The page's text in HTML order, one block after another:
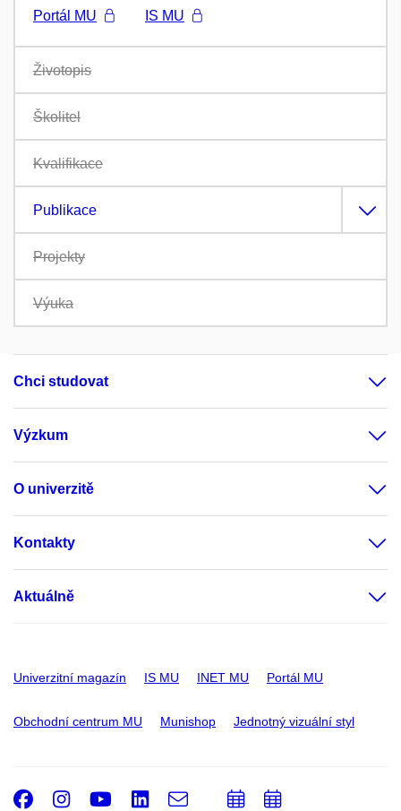
Portál MU
IS MU
Životopis
Školitel
Kvalifikace
Publikace
Projekty
Výuka
Chci studovat
Výzkum
O univerzitě
Kontakty
Aktuálně
Univerzitní magazín IS MU INET MU Portál MU
Obchodní centrum MU Munishop Jednotný vizuální styl
Facebook
Instagram
Youtube
LinkedIn
e-
PřidatPřidat